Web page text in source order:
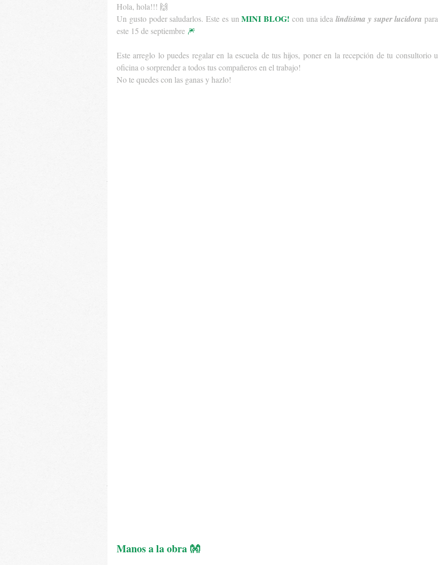
Hola, hola!!! 🙌
Un gusto poder saludarlos. Este es un MINI BLOG! con una idea lindísima y super lucidora para
este 15 de septiembre 🎆
Este arreglo lo puedes regalar en la escuela de tus hijos, poner en la recepción de tu consultorio u
oficina o sorprender a todos tus compañeros en el trabajo!
No te quedes con las ganas y hazlo!
Manos a la obra 👐